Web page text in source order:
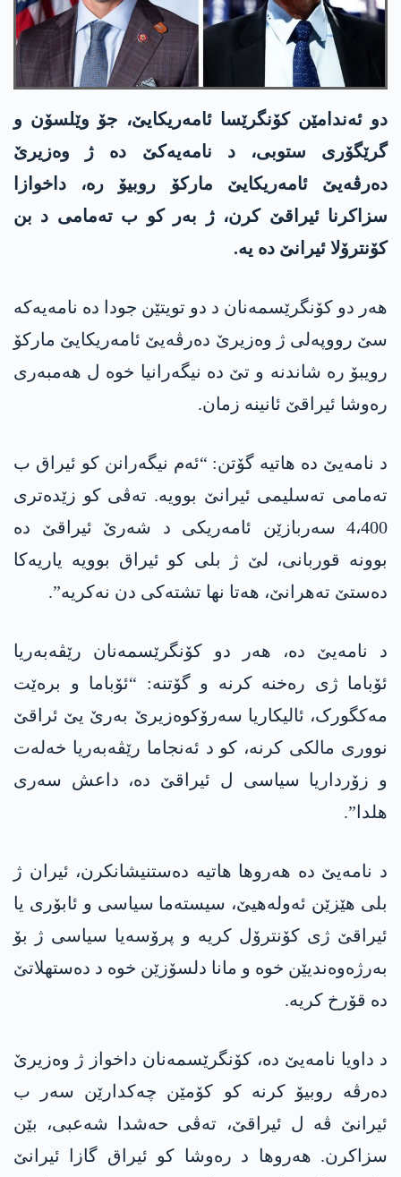
دو ئەندامێن کۆنگرێسا ئامەریکایێ، جۆ وێلسۆن و
گرێگۆری ستوبی، د نامەیەکێ دە ژ وەزیرێ
دەرڤەیێ ئامەریکایێ ماركۆ روبیۆ رە، داخوازا
سزاکرنا ئیراقێ کرن، ژ بەر کو ب تەمامی د بن
کۆنترۆلا ئیرانێ دە یە.
هەر دو کۆنگرێسمەنان د دو تویتێن جودا دە نامەیەکە
سێ رووپەلی ژ وەزیرێ دەرڤەیێ ئامەریکایێ ماركۆ
رویبۆ رە شاندنە و تێ دە نیگەرانیا خوە ل هەمبەری
رەوشا ئیراقێ ئانینە زمان.
د نامەیێ دە هاتیە گۆتن: “ئەم نیگەرانن کو ئیراق ب
تەمامی تەسلیمی ئیرانێ بوویە. تەڤی کو زێدەتری
4،400 سەربازێن ئامەریکی د شەرێ ئیراقێ دە
بوونە قوربانی، لێ ژ بلی کو ئیراق بوویە یاریه‌كا
دەستێ تەهرانێ، هەتا نها تشتەکی دن نەکریە”.
د نامەیێ دە، هەر دو کۆنگرێسمەنان رێڤەبەریا
ئۆباما ژی رەخنە کرنە و گۆتنە: “ئۆباما و برەێت
مه‌كگورک، ئالیکاریا سەرۆکوەزیرێ بەرێ یێ ئراقێ
نووری مالکی کرنە، کو د ئەنجاما رێڤەبەریا خەلەت
و زۆرداریا سیاسی ل ئیراقێ دە، داعش سەری
هلدا”.
د نامەیێ دە هەروها هاتیە دەستنیشانکرن، ئیران ژ
بلی هێزێن ئەولەهیێ، سیستەما سیاسی و ئابۆری یا
ئیراقێ ژی کۆنترۆل کریە و پرۆسەیا سیاسی ژ بۆ
بەرژەوەندیێن خوە و مانا دلسۆزێن خوە د دەستهلاتێ
دە قۆرخ کریە.
د داویا نامەیێ دە، کۆنگرێسمەنان داخواز ژ وەزیرێ
دەرڤە روبیۆ کرنە کو کۆمێن چەکدارێن سەر ب
ئیرانێ ڤە ل ئیراقێ، تەڤی حەشدا شەعبی، بێن
سزاکرن. هەروها د رەوشا کو ئیراق گازا ئیرانێ